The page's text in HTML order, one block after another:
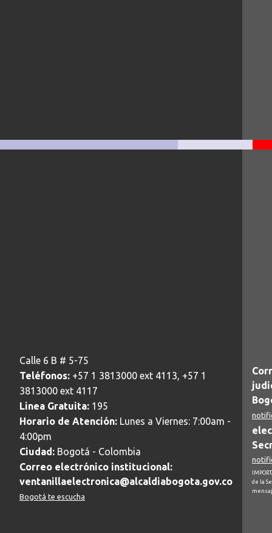
Calle 6 B # 5-75
Teléfonos: +57 1 3813000 ext 4113, +57 1
3813000 ext 4117
Linea Gratuita: 195
Horario de Atención: Lunes a Viernes: 7:00am -
4:00pm
Ciudad: Bogotá - Colombia
Correo electrónico institucional:
ventanillaelectronica@alcaldiabogota.gov.co
Bogotá te escucha
de la